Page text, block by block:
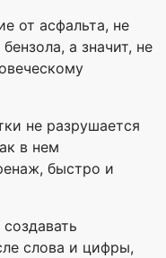
от асфальта, не
а значит, не
не разрушается
в нем
быстро и
слова и цифры,